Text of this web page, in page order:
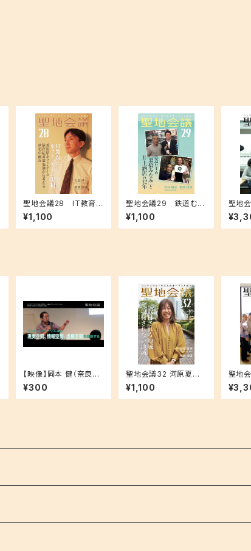
聖地会議28 IT教育と
ネット・ゲーム規制／石
田淳一（株式会社アー
ルジェイ 代表取締役）
¥1,100
聖地会議29 鉄道むす
め「栗橋みなみ」と井上
酒店の12年／若林福成
やまね酒造（株）代表取
¥1,100
聖地
1 - 6収
【映像】岡本 健（奈良県
立大学 地域創造学部
准教授） 聖地巡礼セミ
ナー 2017.9.25 コンテ
¥300
聖地会議32 河原夏季
「取材される地域 取
材されない地域」
¥1,100
聖地
7 - 12